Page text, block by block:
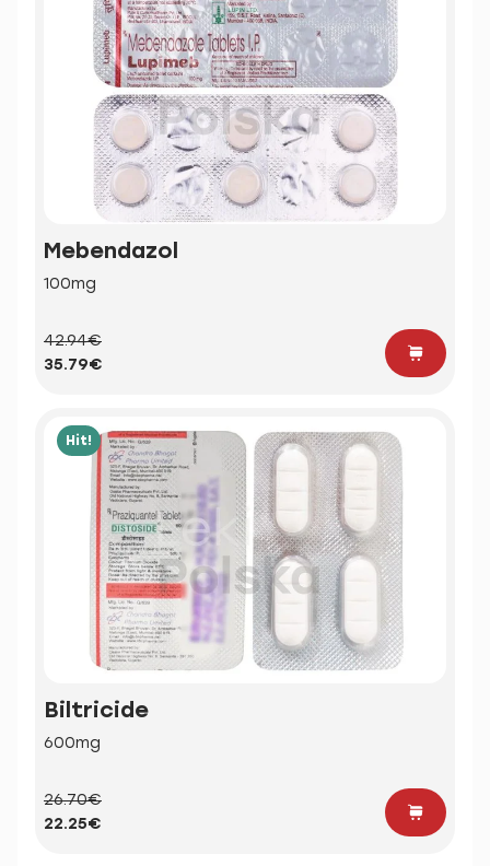
Mebendazol
100mg
42.94€
35.79€
Hit!
Biltricide
600mg
26.70€
22.25€